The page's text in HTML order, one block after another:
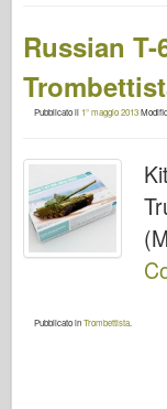
Russian T-
Pubblicato il 1° maggio 2013
Pubblicato inTrombettista